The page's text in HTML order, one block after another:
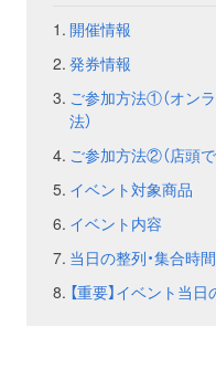
開催情報
発券情報
ご参加方法①（オン
法）
ご参加方法②（店頭
イベント対象商品
イベント内容
当日の整列・集合時
【重要】イベント当